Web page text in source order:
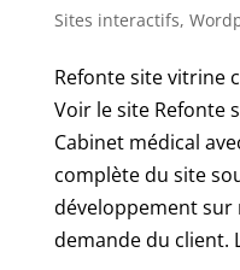
Sites interactifs,
Refonte site vitrine
Voir le site Refonte
Cabinet médical
complète du site
développement sur
demande du client.